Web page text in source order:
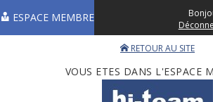
ESPACE MEMBRE
VOUS ETES DANS L'ESPACE
RETOUR AU SITE